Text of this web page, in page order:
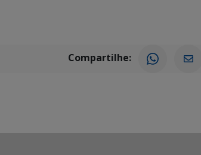
Compartilhe: